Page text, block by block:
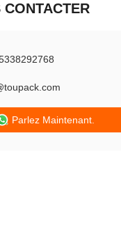
CONTACTER
Parlez Maintenant.